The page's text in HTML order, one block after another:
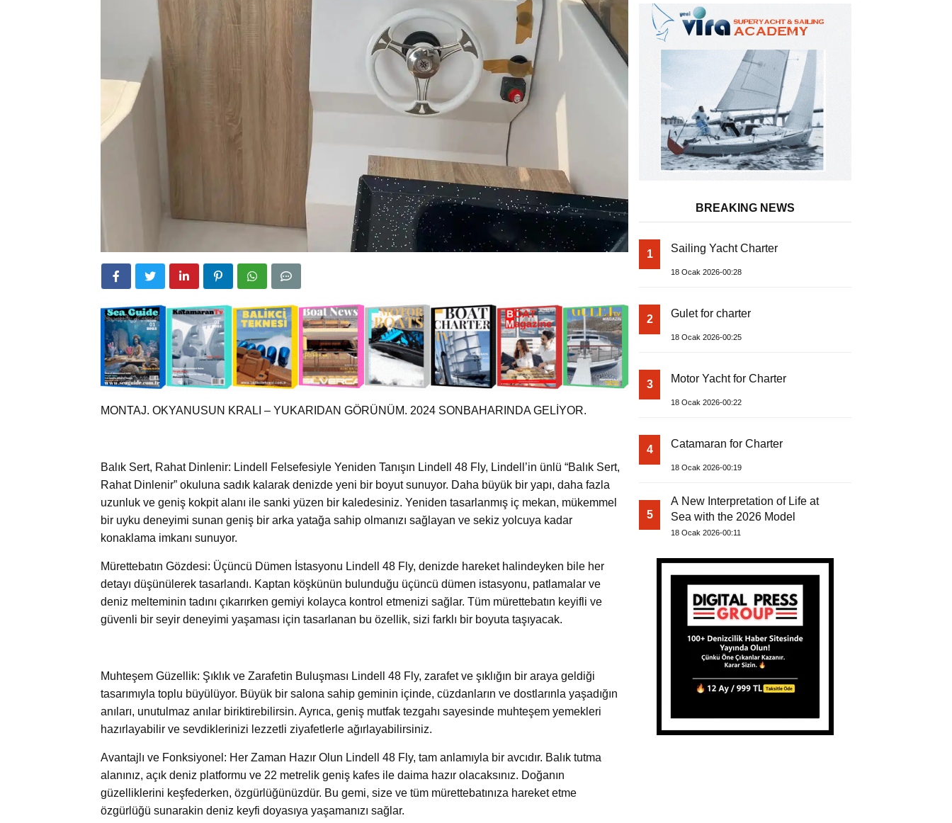
MONTAJ. OKYANUSUN KRALI – YUKARIDAN GÖRÜNÜM. 2024 SONBAHARINDA GELİYOR.
Balık Sert, Rahat Dinlenir: Lindell Felsefesiyle Yeniden Tanışın Lindell 48 Fly, Lindell’in ünlü “Balık Sert,
Rahat Dinlenir” okuluna sadık kalarak denizde yeni bir boyut sunuyor. Daha büyük bir yapı, daha fazla
uzunluk ve geniş kokpit alanı ile sanki yüzen bir kaledesiniz. Yeniden tasarlanmış iç mekan, mükemmel
bir uyku deneyimi sunan geniş bir arka yatağa sahip olmanızı sağlayan ve sekiz yolcuya kadar
konaklama imkanı sunuyor.
Mürettebatın Gözdesi: Üçüncü Dümen İstasyonu Lindell 48 Fly, denizde hareket halindeyken bile her
detayı düşünülerek tasarlandı. Kaptan köşkünün bulunduğu üçüncü dümen istasyonu, patlamalar ve
deniz melteminin tadını çıkarırken gemiyi kolayca kontrol etmenizi sağlar. Tüm mürettebatın keyifli ve
güvenli bir seyir deneyimi yaşaması için tasarlanan bu özellik, sizi farklı bir boyuta taşıyacak.
Muhteşem Güzellik: Şıklık ve Zarafetin Buluşması Lindell 48 Fly, zarafet ve şıklığın bir araya geldiği
tasarımıyla toplu büyülüyor. Büyük bir salona sahip geminin içinde, cüzdanların ve dostlarınla ​​yaşadığın
anıları, unutulmaz anılar biriktirebilirsin. Ayrıca, geniş mutfak tezgahı sayesinde muhteşem yemekleri
hazırlayabilir ve sevdiklerinizi lezzetli ziyafetlerle ağırlayabilirsiniz.
Avantajlı ve Fonksiyonel: Her Zaman Hazır Olun Lindell 48 Fly, tam anlamıyla bir avcıdır. Balık tutma
alanınız, açık deniz platformu ve 22 metrelik geniş kafes ile daima hazır olacaksınız. Doğanın
güzelliklerini keşfederken, özgürlüğünüzdür. Bu gemi, size ve tüm mürettebatınıza hareket etme
özgürlüğü sunarakin deniz keyfi doyasıya yaşamanızı sağlar.
Luxury Boat
BREAKING NEWS
1 Sailing Yacht Charter
18 Ocak 2026-00:28
2 Gulet for charter
18 Ocak 2026-00:25
3 Motor Yacht for Charter
18 Ocak 2026-00:22
4 Catamaran for Charter
18 Ocak 2026-00:19
5
A New Interpretation of Life at
Sea with the 2026 Model
18 Ocak 2026-00:11